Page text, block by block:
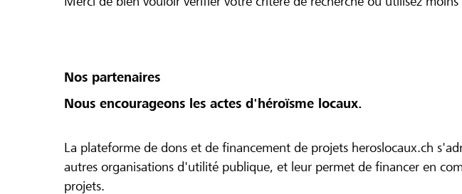
Nos partenaires
Nous encourageons les actes d'héroïsme locaux.
La plateforme de dons et de financement de projets heroslocaux.ch
autres organisations d'utilité publique, et leur permet de financer en
projets.